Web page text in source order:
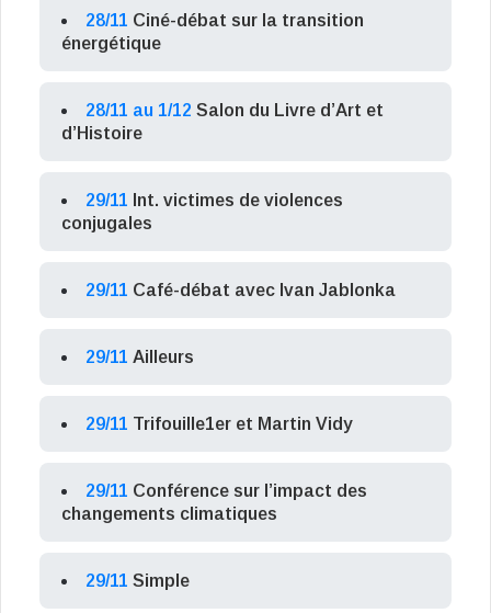
28/11 Ciné-débat sur la transition
énergétique
28/11 au 1/12 Salon du Livre d’Art et
d’Histoire
29/11 Int. victimes de violences
conjugales
29/11 Café-débat avec Ivan Jablonka
29/11 Ailleurs
29/11 Trifouille1er et Martin Vidy
29/11 Conférence sur l’impact des
changements climatiques
29/11 Simple